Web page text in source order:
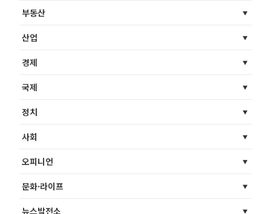
부동산
산업
경제
국제
정치
사회
오피니언
문화·라이프
뉴스발전소